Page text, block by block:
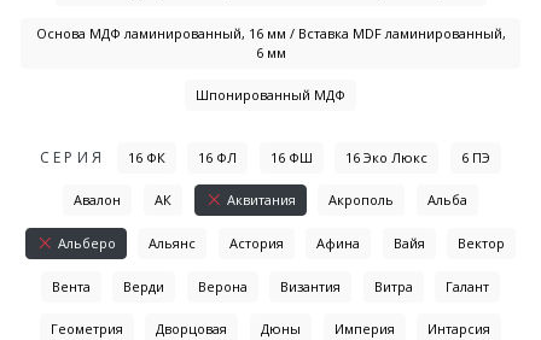
Основа МДФ ламинированный, 16 мм / Вставка MDF ламинированный,
6 мм
Шпонированный МДФ
СЕРИЯ 16 ФК 16 ФЛ 16 ФШ 16 Эко Люкс 6 ПЭ
Авалон АК Аквитания Акрополь Альба
Альберо Альянс Астория Афина Вайя Вектор
Вента Верди Верона Византия Витра Галант
Геометрия Дворцовая Дюны Империя Интарсия